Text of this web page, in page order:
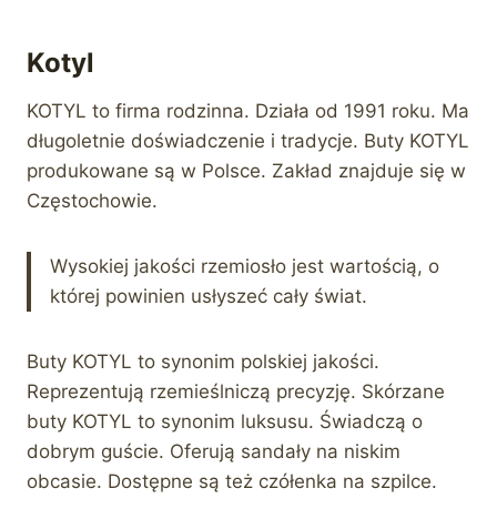
Kotyl
KOTYL to firma rodzinna. Działa od 1991 roku. Ma
długoletnie doświadczenie i tradycje. Buty KOTYL
produkowane są w Polsce. Zakład znajduje się w
Częstochowie.
Wysokiej jakości rzemiosło jest wartością, o
której powinien usłyszeć cały świat.
Buty KOTYL to synonim polskiej jakości.
Reprezentują rzemieślniczą precyzję. Skórzane
buty KOTYL to synonim luksusu. Świadczą o
dobrym guście. Oferują sandały na niskim
obcasie. Dostępne są też czółenka na szpilce.